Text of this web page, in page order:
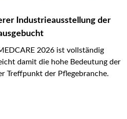
Industrieausstellung der
2026 ist vollständig
damit die hohe Bedeutung der
Treffpunkt der Pflegebranche.